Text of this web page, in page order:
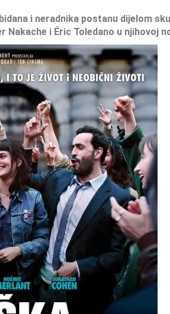
i neradnika postanu dijelom
Nakache i Éric Toledano u njihovoj